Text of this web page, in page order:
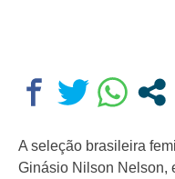
A seleção brasileira
Ginásio Nilson Nelson,